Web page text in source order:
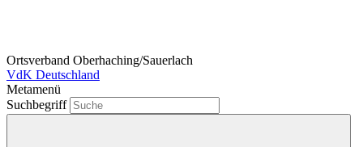
Ortsverband Oberhaching/Sauerlach
VdK Deutschland
Metamenü
Suchbegriff